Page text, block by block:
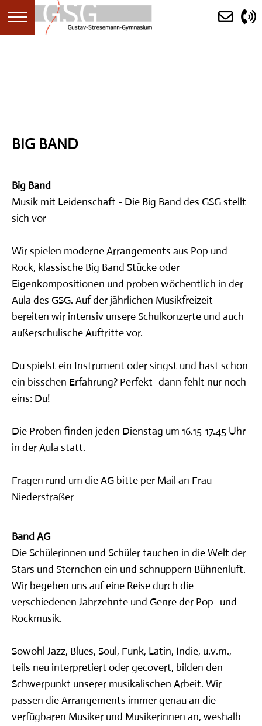
ANKÜNDIGUNGEN
(ERST)INFORMATION
UNSER PROFIL: KONZEPTE &
FÖRDERUNG
GANZTAGSANGEBOT
SERVICE
BIG BAND
Big Band
Musik mit Leidenschaft - Die Big Band des GSG stellt
sich vor
Wir spielen moderne Arrangements aus Pop und
Rock, klassische Big Band Stücke oder
Eigenkompositionen und proben wöchentlich in der
Aula des GSG. Auf der jährlichen Musikfreizeit
bereiten wir intensiv unsere Schulkonzerte und auch
außerschulische Auftritte vor.
Du spielst ein Instrument oder singst und hast schon
ein bisschen Erfahrung? Perfekt- dann fehlt nur noch
eins: Du!
Die Proben finden jeden Dienstag um 16.15-17.45 Uhr
in der Aula statt.
Fragen rund um die AG bitte per Mail an Frau
Niederstraßer
Band AG
Die Schülerinnen und Schüler tauchen in die Welt der
Stars und Sternchen ein und schnuppern Bühnenluft.
Wir begeben uns auf eine Reise durch die
verschiedenen Jahrzehnte und Genre der Pop- und
Rockmusik.
Sowohl Jazz, Blues, Soul, Funk, Latin, Indie, u.v.m.,
teils neu interpretiert oder gecovert, bilden den
Schwerpunkt unserer musikalischen Arbeit. Wir
passen die Arrangements immer genau an die
verfügbaren Musiker und Musikerinnen an, weshalb